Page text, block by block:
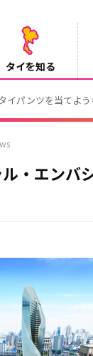
タイを知る
イパンツを当てよう
・エンバ